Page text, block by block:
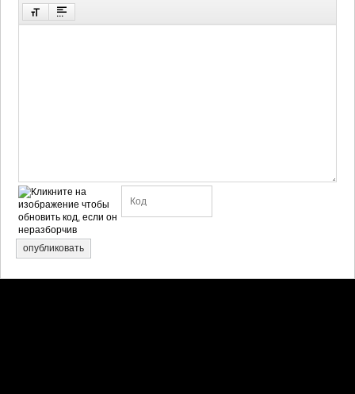
опубликовать